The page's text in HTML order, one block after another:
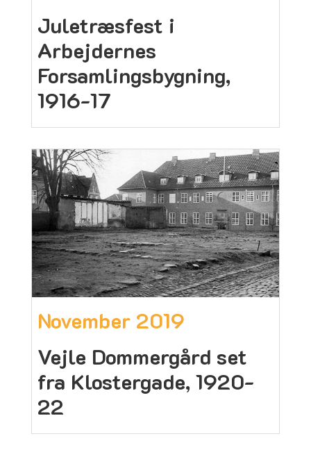
Juletræsfest i
Arbejdernes
Forsamlingsbygning,
1916-17
November 2019
Vejle Dommergård set
fra Klostergade, 1920-
22